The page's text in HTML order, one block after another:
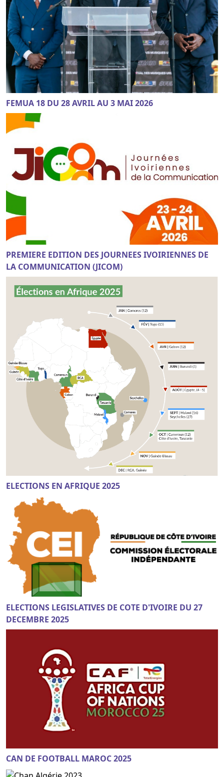
FEMUA 18 DU 28 AVRIL AU 3 MAI 2026
PREMIERE EDITION DES JOURNEES IVOIRIENNES DE
LA COMMUNICATION (JICOM)
ELECTIONS EN AFRIQUE 2025
ELECTIONS LEGISLATIVES DE COTE D'IVOIRE DU 27
DECEMBRE 2025
CAN DE FOOTBALL MAROC 2025